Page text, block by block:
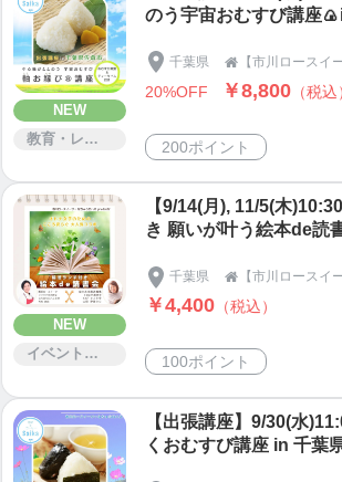
ょう。
【なちゅらロハス主宰者・竹内 奈央
竹内 奈央（たけうち なお）
１９７４年２月 千葉県市川市生ま
寅年・みずがめ座・B型
ヴァイオリン教師だった母の影響
イオリンやピアノに触れ、小学校４
スバンド部に入部。
フレンチホルンと出会い、大学２
ました（当時の肺活量は４，０
た）。
現在は食に関わる仕事をしています
NEW
教育・レッスン・講習
のう宇宙おむすび講座
千葉県 
20%OFF ￥8,800 （税込
200ポイント
NEW
イベント・セミナー・交流会
【9/14(月), 11/5(木
き 願いが叶う絵本de読
千葉県 
￥4,400 （税込）
100ポイント
【出張講座】9/30(水
くおむすび講座 in 千葉